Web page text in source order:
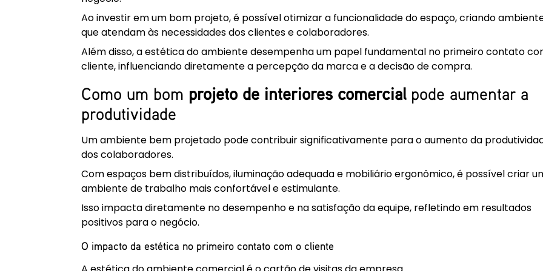
Ao investir em um bom projeto, é possível otimizar a funcionalidade do espaço, criando
que atendam às necessidades dos clientes e colaboradores.
Além disso, a estética do ambiente desempenha um papel fundamental no primeiro contato
cliente, influenciando diretamente a percepção da marca e a decisão de compra.
Como um bom projeto de interiores comercialpode aumentar a
produtividade
Um ambiente bem projetado pode contribuir significativamente para o aumento da
dos colaboradores.
Com espaços bem distribuídos, iluminação adequada e mobiliário ergonômico, é possível criar
ambiente de trabalho mais confortável e estimulante.
Isso impacta diretamente no desempenho e na satisfação da equipe, refletindo em resultados
positivos para o negócio.
O impacto da estética no primeiro contato com o cliente